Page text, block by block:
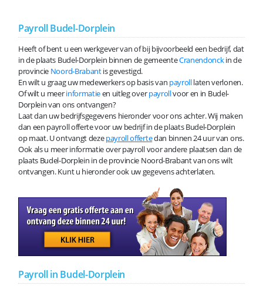
Payroll Budel-Dorplein
Heeft of bent u een werkgever van of bij bijvoorbeeld een bedrijf, dat
in de plaats Budel-Dorplein binnen de gemeenteCranendonckin de
provincie Noord-Brabantis gevestigd.
En wilt u graag uw medewerkers op basis van payrolllaten verlonen.
Of wilt u meerinformatieen uitleg overpayrollvoor en in Budel-
Dorplein van ons ontvangen?
Laat dan uw bedrijfsgegevens hieronder voor ons achter. Wij maken
dan een payroll offerte voor uw bedrijf in de plaats Budel-Dorplein
op maat. U ontvangt dezepayroll offertedan binnen 24 uur van ons.
Ook als u meer informatie over payroll voor andere plaatsen dan de
plaats Budel-Dorplein in de provincie Noord-Brabant van ons wilt
ontvangen. Kunt u hieronder ook uw gegevens achterlaten.
Payroll in Budel-Dorplein